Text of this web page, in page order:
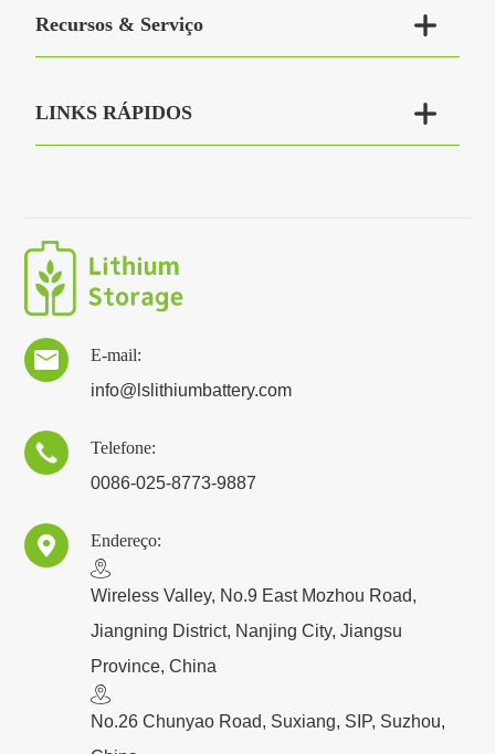
Recursos & Serviço 
LINKS RÁPIDOS 

E-mail:
info@lslithiumbattery.com

Telefone:
0086-025-8773-9887
 Endereço:
​Wireless Valley, No.9 East Mozhou Road,
Jiangning District, Nanjing City, Jiangsu
Province, China
No.26 Chunyao Road, Suxiang, SIP, Suzhou,